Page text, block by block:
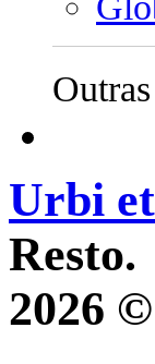
Urbi
Resto.
2026